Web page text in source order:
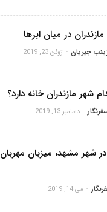
در میان ابرها
جیریان - ژوئن 23, 2019
شهر مازندران خانه دارد؟
- دسامبر 13, 2019
شهر مشهد، میزبان مهربان
- می 14, 2019